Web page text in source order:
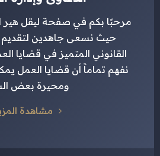
مرحبًا بكم في صفحة ليقل هير
حيث نسعى جاهدين لتقديم
القانوني المتميز في قضايا
نفهم تماماً أن قضايا العمل
ومحيرة بعض
مشاهدة